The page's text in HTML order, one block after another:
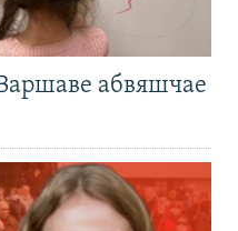
абвяшчае